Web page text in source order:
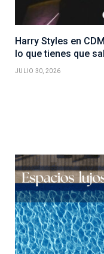
Harry Styles en
lo que tienes que
JULIO 30, 2026